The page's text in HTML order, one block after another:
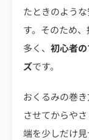
たときのよう
す。そのため
多く、 初心者
ズです。
おくるみの巻
させてからや
端を少しだけ